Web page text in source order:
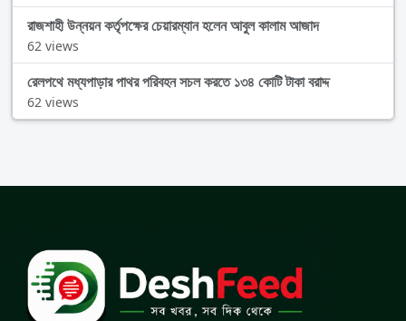
রাজশাহী উন্নয়ন কর্তৃপক্ষের চেয়ারম্যান হলেন আবুল কালাম আজাদ
62 views
রেলপথে মধ্যপাড়ার পাথর পরিবহন সচল করতে ১৩৪ কোটি টাকা বরাদ্দ
62 views